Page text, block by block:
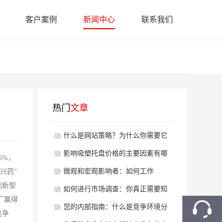
客户案例 新闻中心 联系我们
，
药”
新型
赢得
争
热门 文章
什么是网站策略？为什么你需要它
以及你如何做到
影响吸塑托盘价格的主要因素有哪
些？
微观和宏观影响者：如何工作
如何进行市场调查：你真正需要知
道的
您的内部指南：什么是竞争环境分